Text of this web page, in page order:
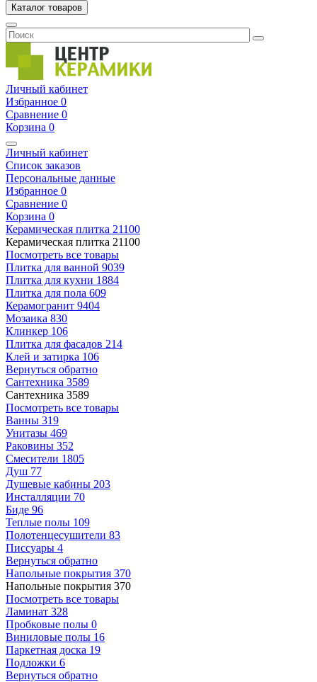
Каталог товаров
Личный кабинет
Избранное 0
Сравнение 0
Корзина 0
Личный кабинет
Список заказов
Персональные данные
Избранное 0
Сравнение 0
Корзина 0
Керамическая плитка 21100
Керамическая плитка 21100
Посмотреть все товары
Плитка для ванной 9039
Плитка для кухни 1884
Плитка для пола 609
Керамогранит 9404
Мозаика 830
Клинкер 106
Плитка для фасадов 214
Клей и затирка 106
Вернуться обратно
Сантехника 3589
Сантехника 3589
Посмотреть все товары
Ванны 319
Унитазы 469
Раковины 352
Смесители 1805
Душ 77
Душевые кабины 203
Инсталляции 70
Биде 96
Теплые полы 109
Полотенцесушители 83
Писсуары 4
Вернуться обратно
Напольные покрытия 370
Напольные покрытия 370
Посмотреть все товары
Ламинат 328
Пробковые полы 0
Виниловые полы 16
Паркетная доска 19
Подложки 6
Вернуться обратно